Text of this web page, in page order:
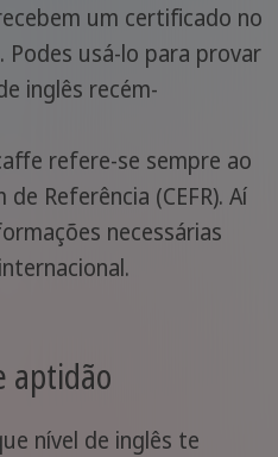
um certificado no
usá-lo para provar
inglês recém-
refere-se sempre ao
Referência (CEFR). Aí
necessárias
aptidão
nível de inglês te